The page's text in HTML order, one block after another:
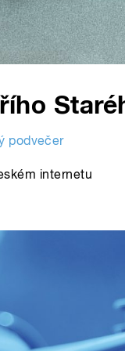
podvečer
internetu